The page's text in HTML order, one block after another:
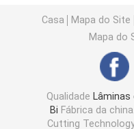
Lâmina de corte de
Lâminas de corte
Lâminas de aço
Casa Mapa do Site
Mapa do
Qualidade
Bi Fábrica da
Cutting